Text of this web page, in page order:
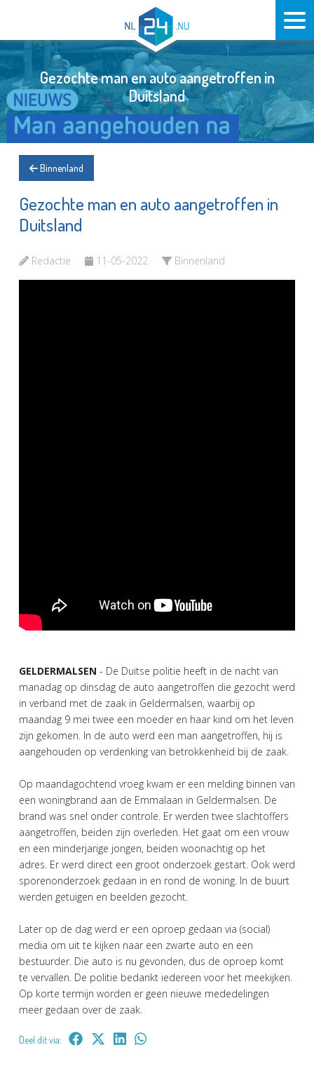
Gezochte man en auto aangetroffen in
Duitsland
Binnenland
Gezochte man en auto aangetroffen in
Duitsland
Redactie 11-05-2022 Binnenland
GELDERMALSEN - De Duitse politie heeft in de nacht van
manadag op dinsdag de auto aangetroffen die gezocht werd
in verband met de zaak in Geldermalsen, waarbij op
maandag 9 mei twee een moeder en haar kind om het leven
zijn gekomen. In de auto werd een man aangetroffen, hij is
aangehouden op verdenking van betrokkenheid bij de zaak.
Op maandagochtend vroeg kwam er een melding binnen van
een woningbrand aan de Emmalaan in Geldermalsen. De
brand was snel onder controle. Er werden twee slachtoffers
aangetroffen, beiden zijn overleden. Het gaat om een vrouw
en een minderjarige jongen, beiden woonachtig op het
adres. Er werd direct een groot onderzoek gestart. Ook werd
sporenonderzoek gedaan in en rond de woning. In de buurt
werden getuigen en beelden gezocht.
Later op de dag werd er een oproep gedaan via (social)
media om uit te kijken naar een zwarte auto en een
bestuurder. Die auto is nu gevonden, dus de oproep komt
te vervallen. De politie bedankt iedereen voor het meekijken.
Op korte termijn worden er geen nieuwe mededelingen
meer gedaan over de zaak.
Deel dit via: